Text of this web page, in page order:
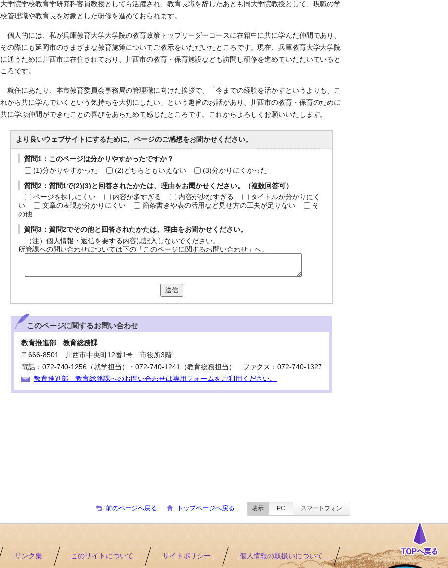
大学院学校教育学研究科客員教授としても活躍され、教育長職を辞したあとも同大学院教授として、現職の学
校管理職や教育長を対象とした研修を進めておられます。
個人的には、私が兵庫教育大学大学院の教育政策トップリーダーコースに在籍中に共に学んだ仲間であり、
その際にも延岡市のさまざまな教育施策についてご教示をいただいたところです。現在、兵庫教育大学大学院
に通うために川西市に在住されており、川西市の教育・保育施設なども訪問し研修を進めていただいていると
ころです。
就任にあたり、本市教育委員会事務局の管理職に向けた挨拶で、「今までの経験を活かすというよりも、こ
れから共に学んでいくという気持ちを大切にしたい」という趣旨のお話があり、川西市の教育・保育のために
共に学ぶ仲間ができたことの喜びをあらためて感じたところです。これからよろしくお願いいたします。
より良いウェブサイトにするために、ページのご感想をお聞かせください。
質問1：このページは分かりやすかったですか？
(1)分かりやすかった
(2)どちらともいえない (3)分かりにくかった
質問2：質問1で(2)(3)と回答されたかたは、理由をお聞かせください。（複数回答可）
ページを探しにくい
内容が多すぎる 内容が少なすぎる
タイトルが分かりにく
い
文章の表現が分かりにくい 箇条書きや表の活用など見せ方の工夫が足りない
そ
の他
質問3：質問2でその他と回答されたかたは、理由をお聞かせください。
（注）個人情報・返信を要する内容は記入しないでください。
所管課への問い合わせについては下の「このページに関するお問い合わせ」へ。
送信
このページに関するお問い合わせ
教育推進部 教育総務課
〒666-8501 川西市中央町12番1号 市役所3階
電話：072-740-1256（就学担当）・072-740-1241（教育総務担当） ファクス：072-740-1327
教育推進部 教育総務課へのお問い合わせは専用フォームをご利用ください。
前のページへ戻る トップページへ戻る 表示 PC スマートフォン
リンク集 このサイトについて サイトポリシー 個人情報の取扱いについて